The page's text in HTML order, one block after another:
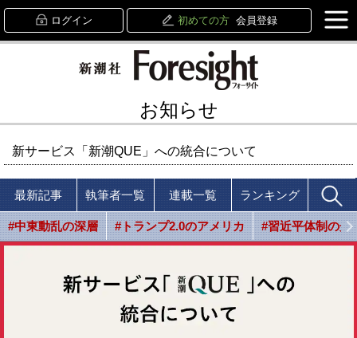
ログイン 初めての方 会員登録
お知らせ
新サービス「新潮QUE」への統合について
最新記事 執筆者一覧 連載一覧 ランキング
#中東動乱の深層 #トランプ2.0のアメリカ #習近平体制の光